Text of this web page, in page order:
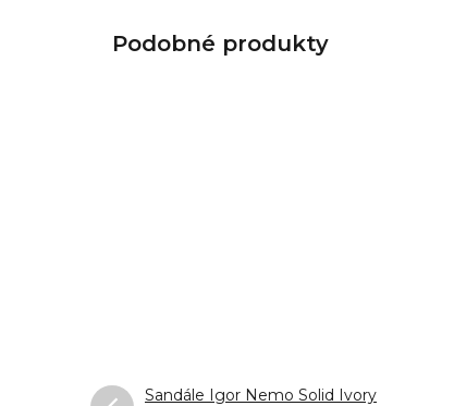
Sandále Igor Nemo Solid Ivory